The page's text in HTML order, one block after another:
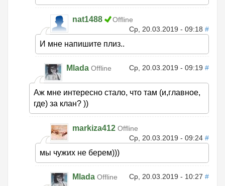
nat1488
Offline
Ср, 20.03.2019 - 09:18 #
И мне напишите плиз..
Mlada Offline Ср, 20.03.2019 - 09:19 #
Аж мне интересно стало, что там (и,главное,
где) за клан? ))
markiza412 Offline
Ср, 20.03.2019 - 09:24 #
мы чужих не берем)))
Mlada Offline Ср, 20.03.2019 - 10:27 #